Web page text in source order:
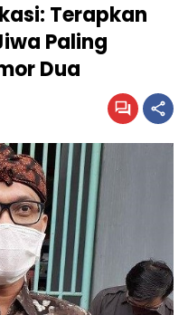
Terapkan
Paling
Dua